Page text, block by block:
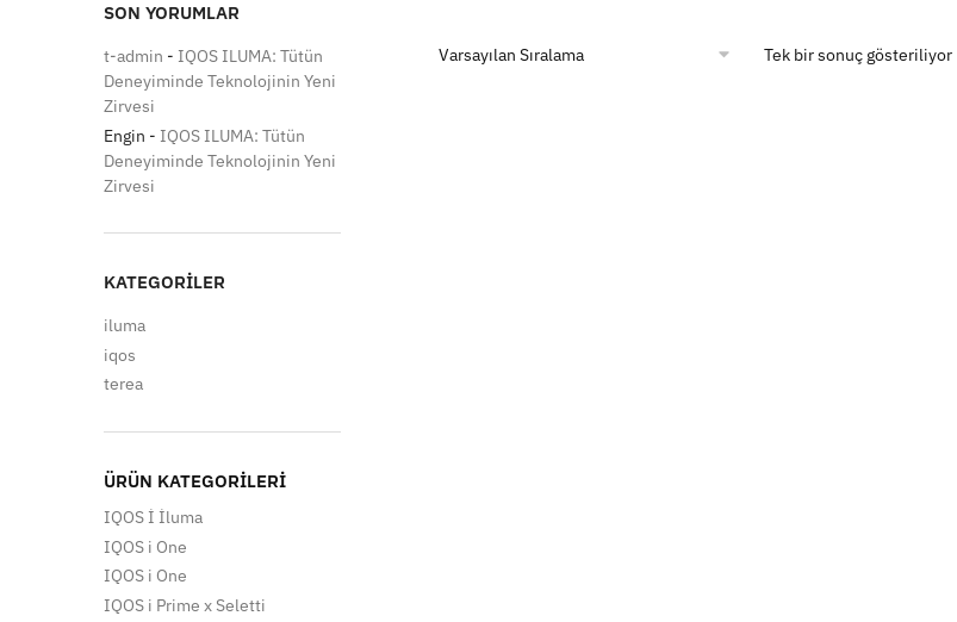
Tek bir sonuç gösteriliyor
SON YORUMLAR
t-admin - IQOS ILUMA: Tütün
Deneyiminde Teknolojinin Yeni
Zirvesi
Engin - IQOS ILUMA: Tütün
Deneyiminde Teknolojinin Yeni
Zirvesi
KATEGORILER
iluma
iqos
terea
ÜRÜN KATEGORILERI
IQOS İ İluma
IQOS i One
IQOS i One
IQOS i Prime x Seletti